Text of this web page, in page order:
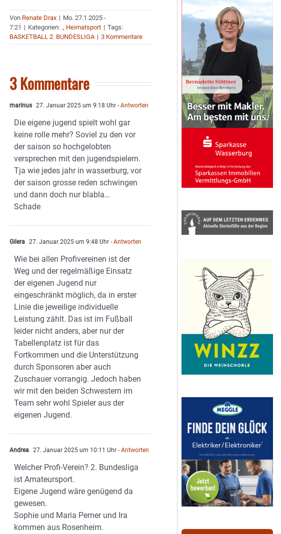
Von Renate Drax | Mo. 27.1.2025 -
7:21 | Kategorien: ., Heimatsport | Tags:
BASKETBALL 2. BUNDESLIGA | 3 Kommentare
3 Kommentare
marinus 27. Januar 2025 um 9:18 Uhr - Antworten
Die eigene jugend spielt wohl gar
keine rolle mehr? Soviel zu den vor
der saison so hochgelobten
versprechen mit den jugendspielern.
Tja wie jedes jahr in wasserburg, vor
der saison grosse reden schwingen
und dann doch nur blabla…
Schade
Gilera 27. Januar 2025 um 9:48 Uhr - Antworten
Wie bei allen Profivereinen ist der
Weg und der regelmäßige Einsatz
der eigenen Jugend nur
eingeschränkt möglich, da in erster
Linie die jeweilige individuelle
Leistung zählt. Das ist im Fußball
leider nicht anders, aber nur der
Tabellenplatz ist für das
Fortkommen und die Unterstützung
durch Sponsoren aber auch
Zuschauer vorrangig. Jedoch haben
wir mit den beiden Schwestern im
Team sehr wohl Spieler aus der
eigenen Jugend.
Andrea 27. Januar 2025 um 10:11 Uhr - Antworten
Welcher Profi-Verein? 2. Bundesliga
ist Amateursport.
Eigene Jugend wäre genügend da
gewesen.
Sophie und Maria Perner und Ira
kommen aus Rosenheim.